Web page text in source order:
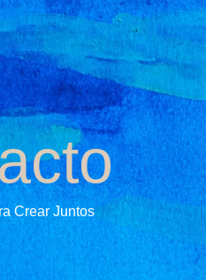
Crear Juntos